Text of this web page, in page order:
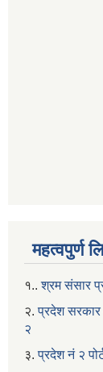
महत्वपुर्ण
१..श्रम संसार
२. प्रदेश सरकार
२
३.प्रदेश नं २